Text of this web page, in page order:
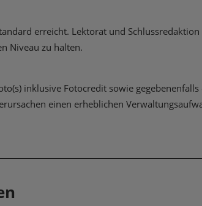
erreicht. Lektorat und
Niveau zu halten.
inklusive Fotocredit sowie
einen erheblichen